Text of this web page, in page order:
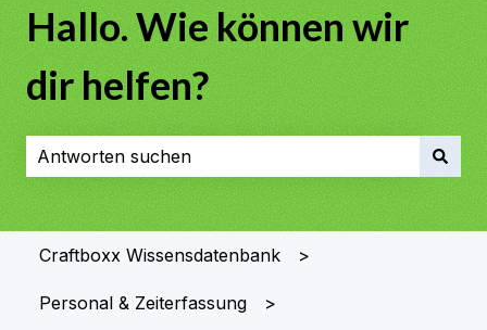
Hallo. Wie können wir
dir helfen?
Es gibt keine Vorschläge, da das Suchfeld leer ist.
Craftboxx Wissensdatenbank
Personal & Zeiterfassung